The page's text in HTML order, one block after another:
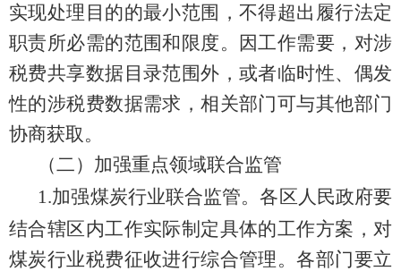
实现处理目的的最小范围，不得超出履行法定
职责所必需的范围和限度。因工作需要，对涉
税费共享数据目录范围外，或者临时性、偶发
性的涉税费数据需求，相关部门可与其他部门
协商获取。
（二）加强重点领域联合监管
1.加强煤炭行业联合监管。各区 人民政府要
结合辖区内工作实际制定具体的工作方案，对
煤炭行业税费征收进行综合管理。各部门要立